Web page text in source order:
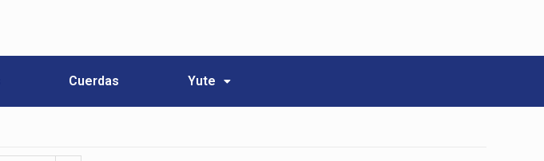
Cuerdas Yute